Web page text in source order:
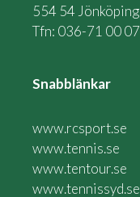
554 54 Jönköping
Tfn: 036-71 00 07
Snabblänkar
www.rcsport.se
www.tennis.se
www.tentour.se
www.tennissyd.se